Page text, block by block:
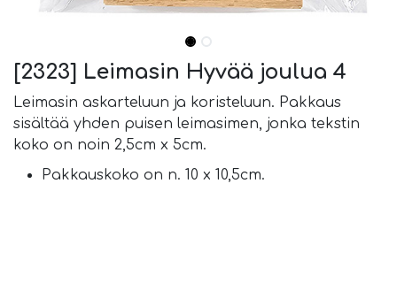
[2323] Leimasin Hyvää joulua 4
Leimasin askarteluun ja koristeluun. Pakkaus
sisältää yhden puisen leimasimen, jonka tekstin
koko on noin 2,5cm x 5cm.
Pakkauskoko on n. 10 x 10,5cm.